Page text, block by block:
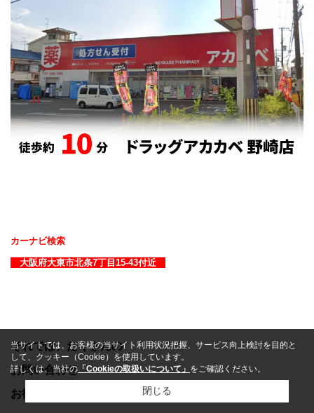
カーナビ検索
大阪府大東市北条7丁目15-43付近
それでは、たくさんの
お問い合わせ
お待ちしております(*^_^*)
当サイトでは、お客様の当サイト利用状況把握、サービス向上検討を目的と
して、クッキー（Cookie）を使用しています。
詳しくは、当社の 「Cookieの取扱いについて」 をご確認ください。
閉じる